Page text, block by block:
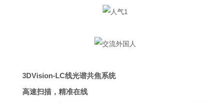
3DVision-LC线光谱共焦系统
高速扫描，精准在线